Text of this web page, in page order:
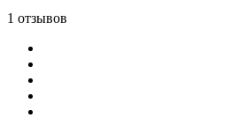
1 отзывов